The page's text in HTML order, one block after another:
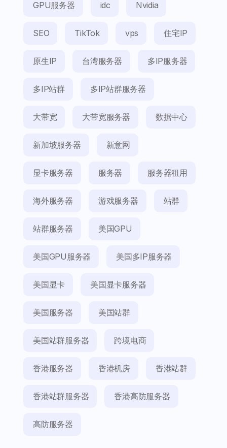
GPU服务器 idc Nvidia
SEO TikTok vps 住宅IP
原生IP 台湾服务器 多IP服务器
多IP站群 多IP站群服务器
大带宽 大带宽服务器 数据中心
新加坡服务器 新意网
显卡服务器 服务器 服务器租用
海外服务器 游戏服务器 站群
站群服务器 美国GPU
美国GPU服务器 美国多IP服务器
美国显卡 美国显卡服务器
美国服务器 美国站群
美国站群服务器 跨境电商
香港服务器 香港机房 香港站群
香港站群服务器 香港高防服务器
高防服务器